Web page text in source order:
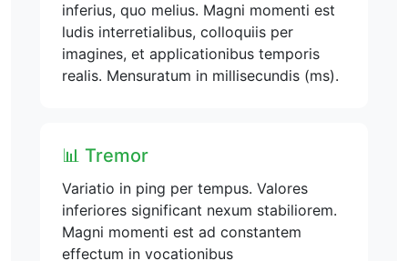
inferius, quo melius. Magni momenti est
ludis interretialibus, colloquiis per
imagines, et applicationibus temporis
realis. Mensuratum in millisecundis (ms).
📊 Tremor
Variatio in ping per tempus. Valores
inferiores significant nexum stabiliorem.
Magni momenti est ad constantem
effectum in vocationibus